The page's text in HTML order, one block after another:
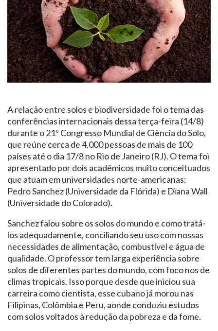
A relação entre solos e biodiversidade foi o tema das
conferências internacionais dessa terça-feira (14/8)
durante o 21º Congresso Mundial de Ciência do Solo,
que reúne cerca de 4.000 pessoas de mais de 100
países até o dia 17/8 no Rio de Janeiro (RJ). O tema foi
apresentado por dois acadêmicos muito conceituados
que atuam em universidades norte-americanas:
Pedro Sanchez (Universidade da Flórida) e Diana Wall
(Universidade do Colorado).
Sanchez falou sobre os solos do mundo e como tratá-
los adequadamente, conciliando seu uso com nossas
necessidades de alimentação, combustível e água de
qualidade. O professor tem larga experiência sobre
solos de diferentes partes do mundo, com foco nos de
climas tropicais. Isso porque desde que iniciou sua
carreira como cientista, esse cubano já morou nas
Filipinas, Colômbia e Peru, aonde conduziu estudos
com solos voltados à redução da pobreza e da fome.